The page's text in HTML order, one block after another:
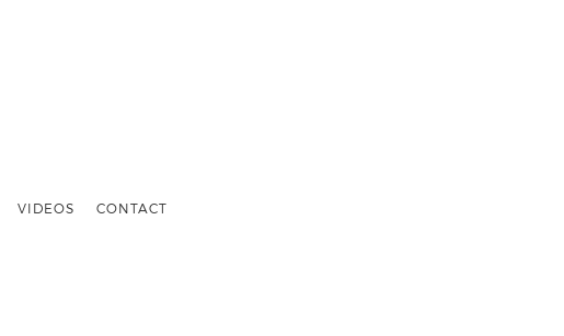
VIDEOS CONTACT